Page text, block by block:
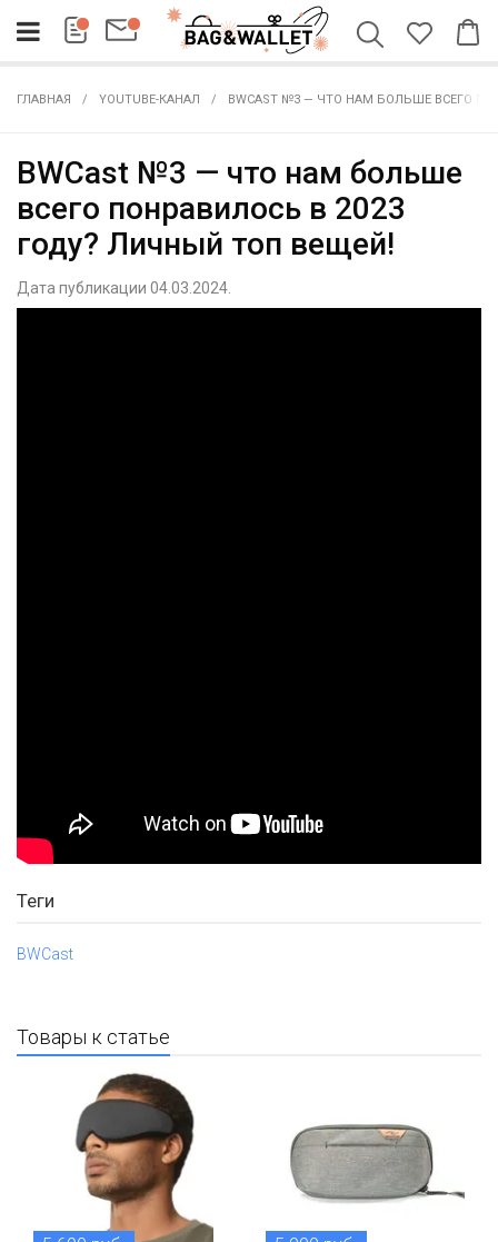
ГЛАВНАЯ YOUTUBE-КАНАЛ BWCAST №3 — ЧТО НАМ БОЛЬШЕ ВСЕГО
BWCast №3 — что нам больше
всего понравилось в 2023
году? Личный топ вещей!
Дата публикации 04.03.2024.
Теги
BWCast
Товары к статье